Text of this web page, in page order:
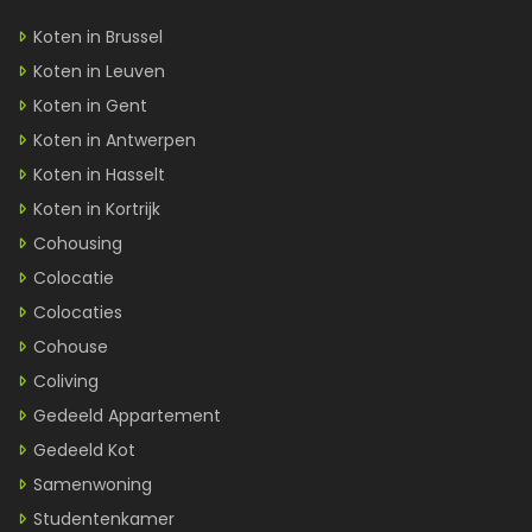
Koten in Brussel
Koten in Leuven
Koten in Gent
Koten in Antwerpen
Koten in Hasselt
Koten in Kortrijk
Cohousing
Colocatie
Colocaties
Cohouse
Coliving
Gedeeld Appartement
Gedeeld Kot
Samenwoning
Studentenkamer